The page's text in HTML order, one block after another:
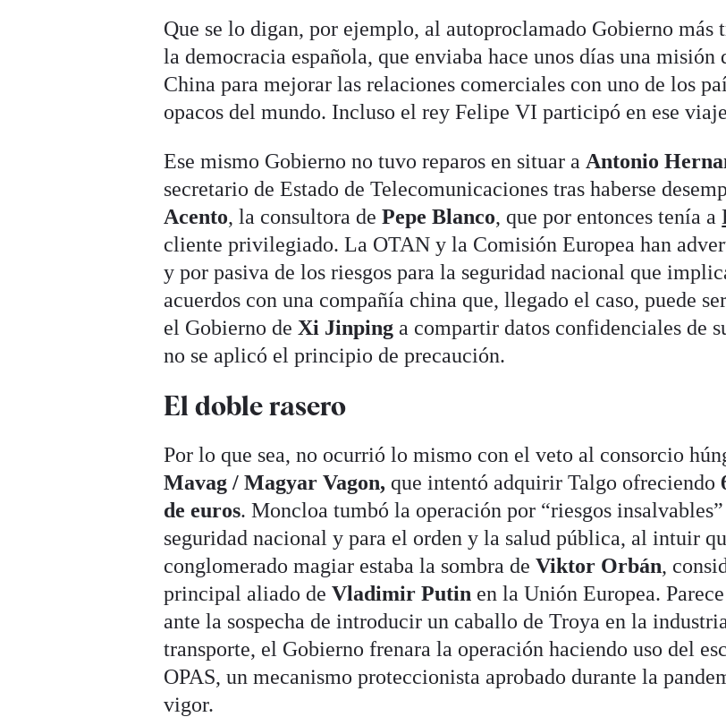
Que se lo digan, por ejemplo, al autoproclamado Gobierno más
la democracia española, que enviaba hace unos días una misión
China para mejorar las relaciones comerciales con uno de los
opacos del mundo. Incluso el rey Felipe VI participó en ese
Ese mismo Gobierno no tuvo reparos en situar a Antonio
secretario de Estado de Telecomunicaciones tras haberse
Acento, la consultora de Pepe Blanco, que por entonces tenía a
cliente privilegiado. La OTAN y la Comisión Europea han
y por pasiva de los riesgos para la seguridad nacional que
acuerdos con una compañía china que, llegado el caso, puede
el Gobierno de Xi Jinping a compartir datos confidenciales de
no se aplicó el principio de precaución.
El doble rasero
Por lo que sea, no ocurrió lo mismo con el veto al consorcio
Mavag / Magyar Vagon, que intentó adquirir Talgo ofreciendo
de euros. Moncloa tumbó la operación por “riesgos
seguridad nacional y para el orden y la salud pública, al intuir
conglomerado magiar estaba la sombra de Viktor Orbán,
principal aliado deVladimir Putin en la Unión Europea.
ante la sospecha de introducir un caballo de Troya en la
transporte, el Gobierno frenara la operación haciendo uso del
OPAS, un mecanismo proteccionista aprobado durante la
vigor.